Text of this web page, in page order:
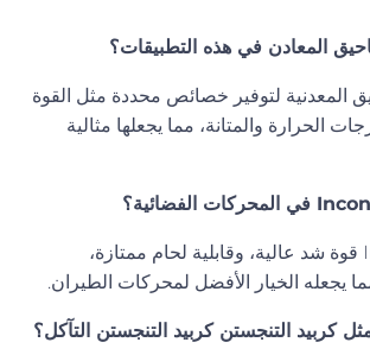
المعادن في هذه التطبيقات؟
المعدنية لتوفير خصائص محددة مثل القوة
الحرارة والمتانة، مما يجعلها مثالية
يوفر Inconel 718 قوة شد عالية، وقابلية لحام ممتازة،
يجعله الخيار الأفضل لمحركات الطيران.
كربيد التنجستن كربيد التنجستن التآكل؟